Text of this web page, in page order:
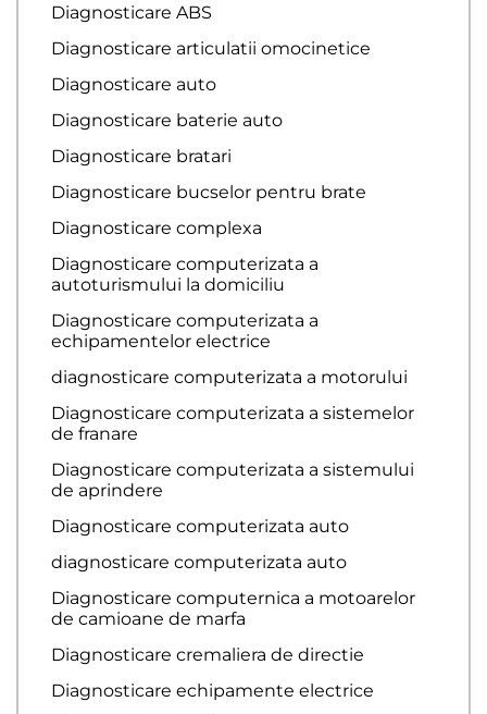
Diagnosticare ABS
Diagnosticare articulatii omocinetice
Diagnosticare auto
Diagnosticare baterie auto
Diagnosticare bratari
Diagnosticare bucselor pentru brate
Diagnosticare complexa
Diagnosticare computerizata a
autoturismului la domiciliu
Diagnosticare computerizata a
echipamentelor electrice
diagnosticare computerizata a motorului
Diagnosticare computerizata a sistemelor
de franare
Diagnosticare computerizata a sistemului
de aprindere
Diagnosticare computerizata auto
diagnosticare computerizata auto
Diagnosticare computernica a motoarelor
de camioane de marfa
Diagnosticare cremaliera de directie
Diagnosticare echipamente electrice